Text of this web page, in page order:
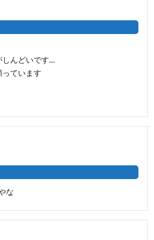
しんどいです…
ています
な